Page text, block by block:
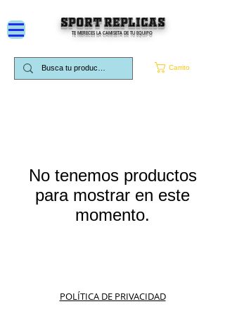
Carrito
SPORT REPLICAS
TE MERECES LA CAMISETA DE TU EQUIPO
No tenemos productos
para mostrar en este
momento.
POLÍTICA DE PRIVACIDAD